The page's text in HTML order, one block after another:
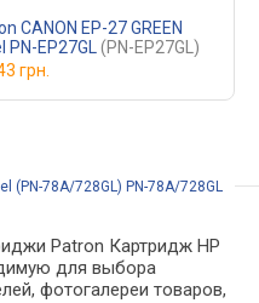
GREEN
Label PN-EP27GL (PN-EP27GL)
грн.
(PN-78A/728GL) PN-78A/728GL
Patron Картридж HP
для выбора
фотогалереи товаров,